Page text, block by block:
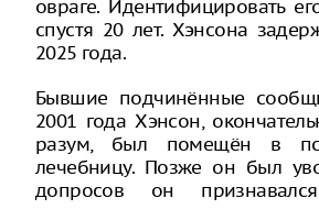
овраге. Идентифицировать
спустя 20 лет. Хэнсона
2025 года.
Бывшие подчинённые
2001 года Хэнсон,
разум, был помещён в
лечебницу. Позже он был
допросов он